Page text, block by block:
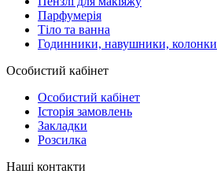
Парфумерія
Тіло та ванна
Годинники, навушники, колонки
Особистий кабінет
Особистий кабінет
Історія замовлень
Закладки
Розсилка
Наші контакти